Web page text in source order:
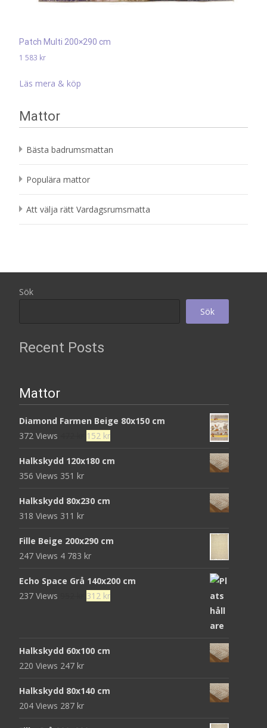
Patch Multi 200×290 cm
1 583 kr
Läs mera & köp
Mattor
Bästa badrumsmattan
Populära mattor
Att välja rätt Vardagsrumsmatta
Sök
Sök
Recent Posts
Mattor
Diamond Farmen Beige 80x150 cm
372 Views
Det
priset
152 krDet
priset
Halkskydd 120x180 cm
356 Views 351 kr
Halkskydd 80x230 cm
318 Views 311 kr
Fille Beige 200x290 cm
247 Views 4 783 kr
Echo Space Grå 140x200 cm
237 Views
Det
952 kr.
312 krDet
Halkskydd 60x100 cm
220 Views 247 kr
Halkskydd 80x140 cm
204 Views 287 kr